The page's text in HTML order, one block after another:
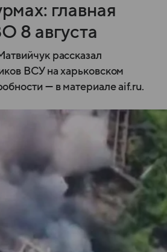
главная
8 августа
рассказал
ВСУ на харьковском
— в материале aif.ru.